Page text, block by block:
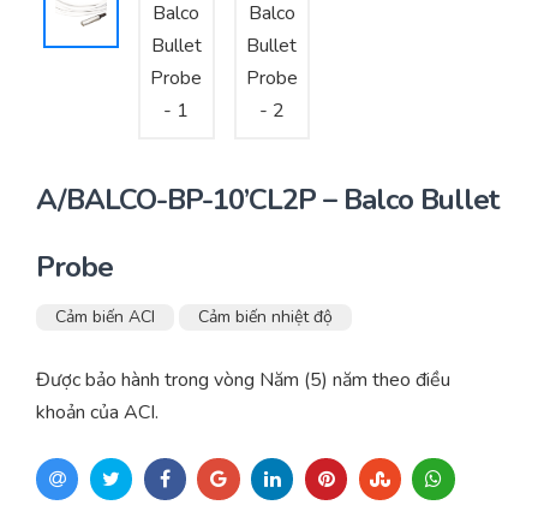
A/BALCO-BP-10’CL2P – Balco Bullet
Probe
Cảm biến ACI Cảm biến nhiệt độ
Được bảo hành trong vòng Năm (5) năm theo điều
khoản của ACI.